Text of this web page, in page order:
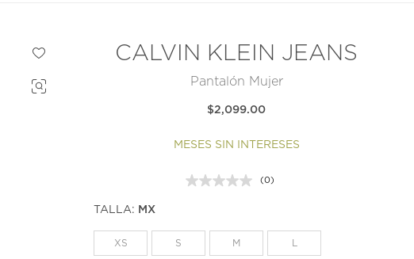
CALVIN KLEIN JEANS
Pantalón Mujer
$2,099.00
MESES SIN INTERESES
Sin
misma
(0)
TALLA: MX
XS S M